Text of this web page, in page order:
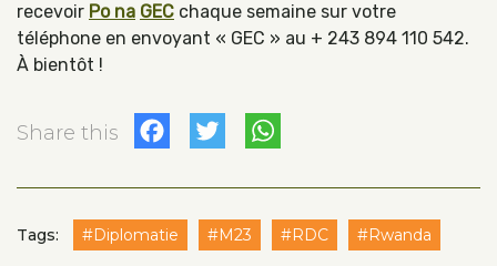
recevoir Po na GEC chaque semaine sur votre
téléphone en envoyant « GEC » au + 243 894 110 542.
À bientôt !
Share this Facebook
Twitter
Tags: #Diplomatie #M23 #RDC #Rwanda